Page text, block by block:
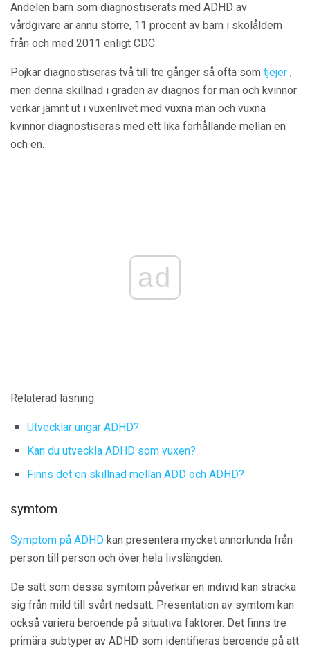
Andelen barn som diagnostiserats med ADHD av
vårdgivare är ännu större, 11 procent av barn i skolåldern
från och med 2011 enligt CDC.
Pojkar diagnostiseras två till tre gånger så ofta som tjejer ,
men denna skillnad i graden av diagnos för män och kvinnor
verkar jämnt ut i vuxenlivet med vuxna män och vuxna
kvinnor diagnostiseras med ett lika förhållande mellan en
och en.
ad
Relaterad läsning:
Utvecklar ungar ADHD?
Kan du utveckla ADHD som vuxen?
Finns det en skillnad mellan ADD och ADHD?
symtom
Symptom på ADHD kan presentera mycket annorlunda från
person till person och över hela livslängden.
De sätt som dessa symtom påverkar en individ kan sträcka
sig från mild till svårt nedsatt. Presentation av symtom kan
också variera beroende på situativa faktorer. Det finns tre
primära subtyper av ADHD som identifieras beroende på att